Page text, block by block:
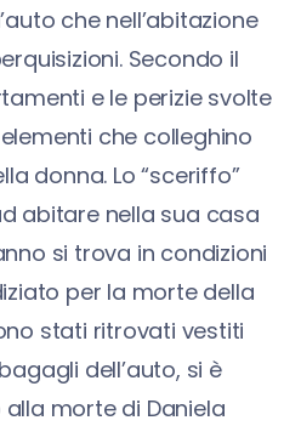
che nell’abitazione
Secondo il
e le perizie svolte
che colleghino
donna. Lo “sceriffo”
abitare nella sua casa
si trova in condizioni
per la morte della
stati ritrovati vestiti
dell’auto, si è
morte di Daniela